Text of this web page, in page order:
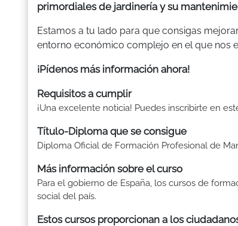
primordiales de jardinería y su
Estamos a tu lado para que consigas
entorno económico complejo en el que nos
¡Pídenos más información ahora!
Requisitos a cumplir
¡Una excelente noticia! Puedes inscribirte en
Título-Diploma que se consigue
Diploma Oficial de Formación Profesional de
Más información sobre el curso
Para el gobierno de España, los cursos de
social del país.
Estos cursos proporcionan a los